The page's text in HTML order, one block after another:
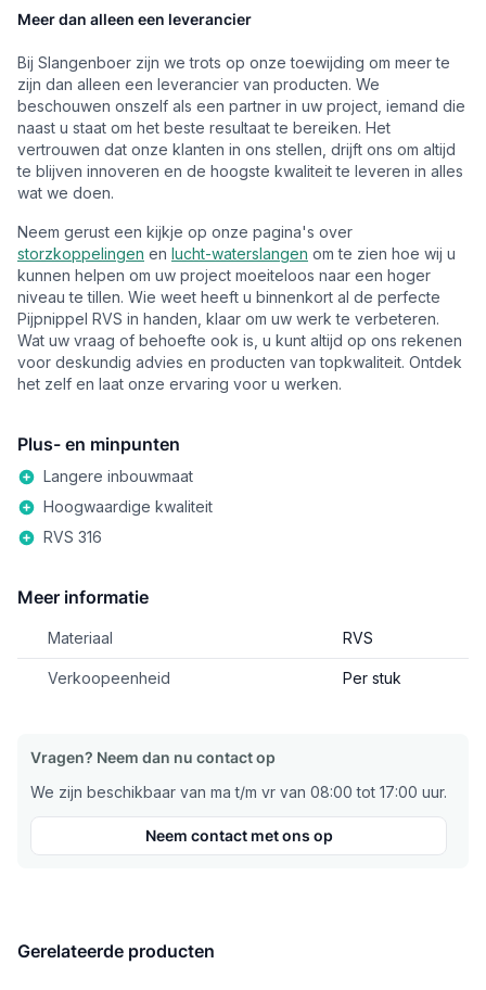
Meer dan alleen een leverancier
Bij Slangenboer zijn we trots op onze toewijding om meer te
zijn dan alleen een leverancier van producten. We
beschouwen onszelf als een partner in uw project, iemand die
naast u staat om het beste resultaat te bereiken. Het
vertrouwen dat onze klanten in ons stellen, drijft ons om altijd
te blijven innoveren en de hoogste kwaliteit te leveren in alles
wat we doen.
Neem gerust een kijkje op onze pagina's over
storzkoppelingen en lucht-waterslangen om te zien hoe wij u
kunnen helpen om uw project moeiteloos naar een hoger
niveau te tillen. Wie weet heeft u binnenkort al de perfecte
Pijpnippel RVS in handen, klaar om uw werk te verbeteren.
Wat uw vraag of behoefte ook is, u kunt altijd op ons rekenen
voor deskundig advies en producten van topkwaliteit. Ontdek
het zelf en laat onze ervaring voor u werken.
Plus- en minpunten
Langere inbouwmaat
Hoogwaardige kwaliteit
RVS 316
Meer informatie
Materiaal RVS
Verkoopeenheid Per stuk
Vragen? Neem dan nu contact op
We zijn beschikbaar van ma t/m vr van 08:00 tot 17:00 uur.
Neem contact met ons op
Gerelateerde producten